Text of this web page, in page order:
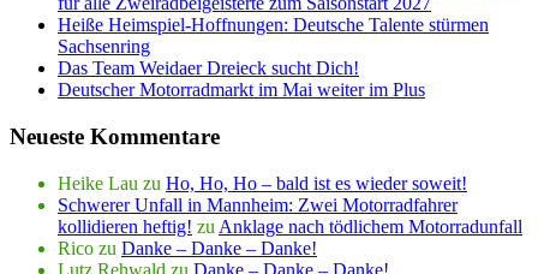
Heiße Heimspiel-Hoffnungen: Deutsche Talente stürmen
Sachsenring
Das Team Weidaer Dreieck sucht Dich!
Deutscher Motorradmarkt im Mai weiter im Plus
Neueste Kommentare
Heike Lau zu Ho, Ho, Ho – bald ist es wieder soweit!
Schwerer Unfall in Mannheim: Zwei Motorradfahrer
kollidieren heftig! zu Anklage nach tödlichem Motorradunfall
Rico zu Danke – Danke – Danke!
Lutz Rehwald zu Danke – Danke – Danke!